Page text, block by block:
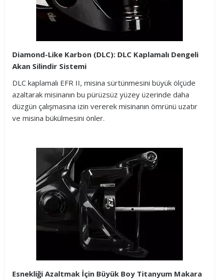
Diamond-Like Karbon (DLC): DLC Kaplamalı Dengeli
Akan Silindir Sistemi
DLC kaplamalı EFR II, misina sürtünmesini büyük ölçüde
azaltarak misinanın bu pürüzsüz yüzey üzerinde daha
düzgün çalışmasına izin vererek misinanın ömrünü uzatır
ve misina bükülmesini önler.
Esnekliği Azaltmak İçin Büyük Boy Titanyum Makara